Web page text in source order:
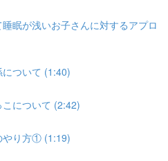
眠が浅いお子さんに対するアプロ
ついて (1:40)
について (2:42)
やり方① (1:19)